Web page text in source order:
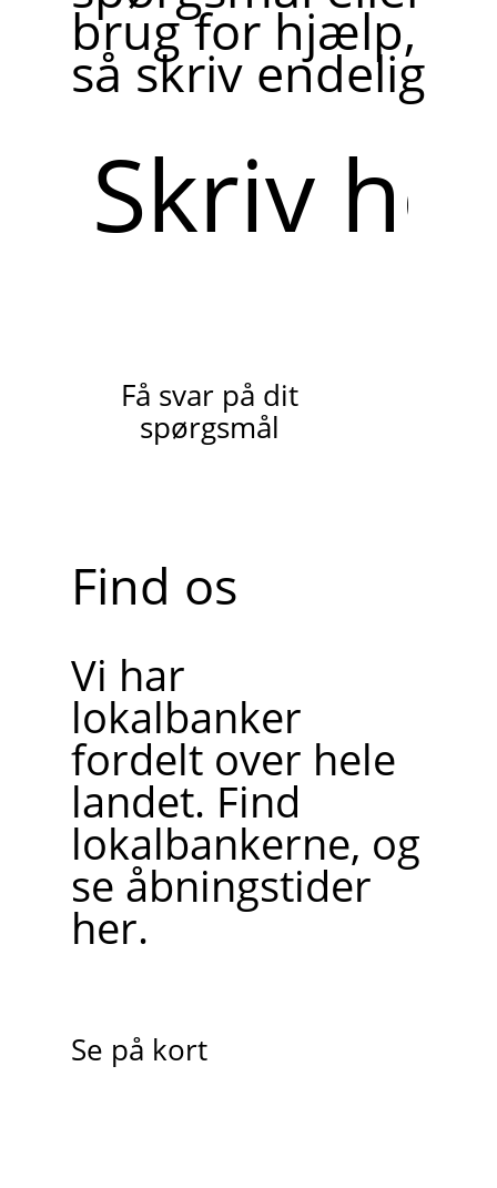
brug for hjælp,
så skriv endelig
her
Få svar på dit
spørgsmål
Find os
Vi har
lokalbanker
fordelt over hele
landet. Find
lokalbankerne, og
se åbningstider
her.
Se på kort